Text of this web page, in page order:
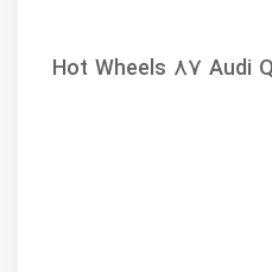
Hot Wheels 87 Audi